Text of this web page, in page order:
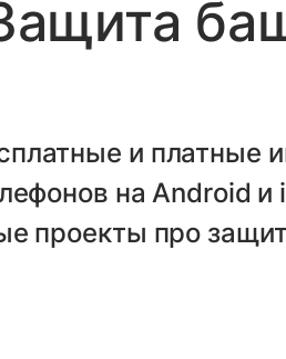
и платные
на Android и
проекты про